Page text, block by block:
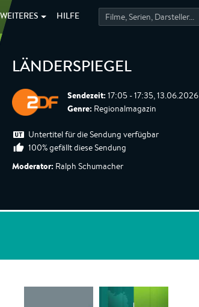
WEITERES HILFE
LÄNDERSPIEGEL
Sendezeit: 17:05 - 17:35, 13.06.2026
Genre: Regionalmagazin
Untertitel für die Sendung verfügbar
100% gefällt diese Sendung
Moderator: Ralph Schumacher